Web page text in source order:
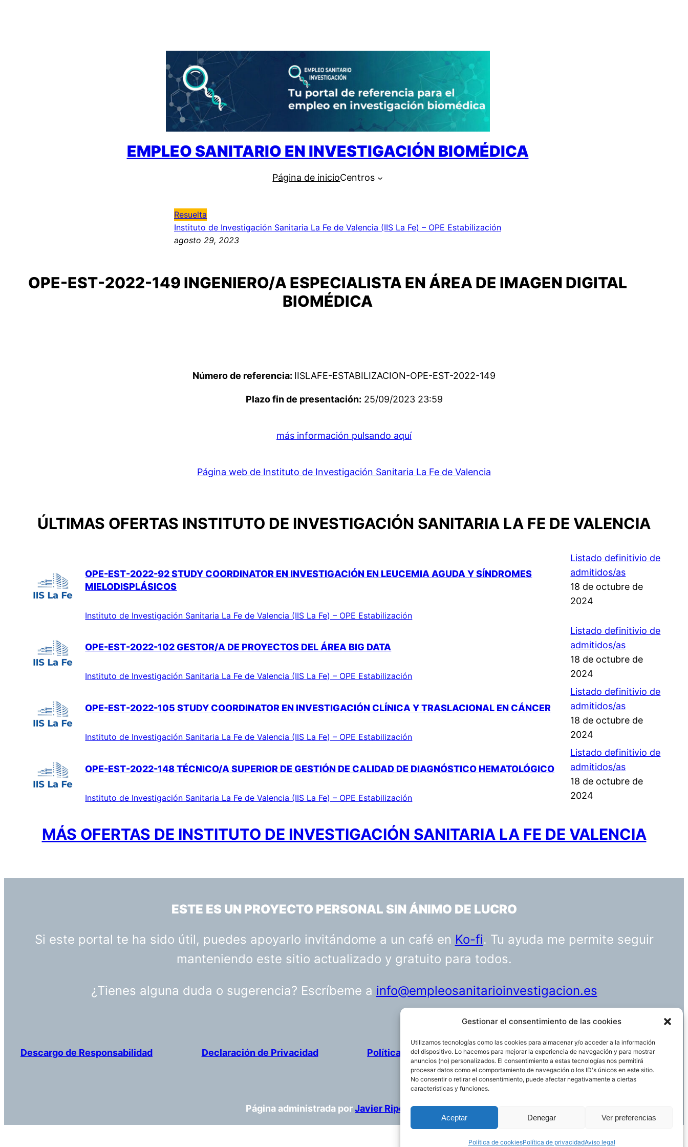
Gestionar el consentimiento de las cookies
Utilizamos tecnologías como las cookies para almacenar y/o acceder a la información
del dispositivo. Lo hacemos para mejorar la experiencia de navegación y para mostrar
anuncios (no) personalizados. El consentimiento a estas tecnologías nos permitirá
procesar datos como el comportamiento de navegación o los ID's únicos en este sitio.
No consentir o retirar el consentimiento, puede afectar negativamente a ciertas
características y funciones.
Aceptar Denegar Ver preferencias
Política de cookiesPolítica de privacidadAviso legal
EMPLEO SANITARIO EN INVESTIGACIÓN BIOMÉDICA
Página de inicioCentros
Resuelta
Instituto de Investigación Sanitaria La Fe de Valencia (IIS La Fe) – OPE Estabilización
agosto 29, 2023
OPE-EST-2022-149 INGENIERO/A ESPECIALISTA EN ÁREA DE IMAGEN DIGITAL
BIOMÉDICA
Número de referencia: IISLAFE-ESTABILIZACION-OPE-EST-2022-149
Plazo fin de presentación: 25/09/2023 23:59
más información pulsando aquí
Página web de Instituto de Investigación Sanitaria La Fe de Valencia
ÚLTIMAS OFERTAS INSTITUTO DE INVESTIGACIÓN SANITARIA LA FE DE VALENCIA
OPE-EST-2022-92 STUDY COORDINATOR EN INVESTIGACIÓN EN LEUCEMIA AGUDA Y SÍNDROMES
MIELODISPLÁSICOS
Instituto de Investigación Sanitaria La Fe de Valencia (IIS La Fe) – OPE Estabilización
Listado definitivio de
admitidos/as
18 de octubre de
2024
OPE-EST-2022-102 GESTOR/A DE PROYECTOS DEL ÁREA BIG DATA
Instituto de Investigación Sanitaria La Fe de Valencia (IIS La Fe) – OPE Estabilización
Listado definitivio de
admitidos/as
18 de octubre de
2024
OPE-EST-2022-105 STUDY COORDINATOR EN INVESTIGACIÓN CLÍNICA Y TRASLACIONAL EN CÁNCER
Instituto de Investigación Sanitaria La Fe de Valencia (IIS La Fe) – OPE Estabilización
Listado definitivio de
admitidos/as
18 de octubre de
2024
OPE-EST-2022-148 TÉCNICO/A SUPERIOR DE GESTIÓN DE CALIDAD DE DIAGNÓSTICO HEMATOLÓGICO
Instituto de Investigación Sanitaria La Fe de Valencia (IIS La Fe) – OPE Estabilización
Listado definitivio de
admitidos/as
18 de octubre de
2024
MÁS OFERTAS DE INSTITUTO DE INVESTIGACIÓN SANITARIA LA FE DE VALENCIA
ESTE ES UN PROYECTO PERSONAL SIN ÁNIMO DE LUCRO
Si este portal te ha sido útil, puedes apoyarlo invitándome a un café en Ko-fi. Tu ayuda me permite seguir
manteniendo este sitio actualizado y gratuito para todos.
¿Tienes alguna duda o sugerencia? Escríbeme a info@empleosanitarioinvestigacion.es
Descargo de Responsabilidad Declaración de Privacidad Política de cookies Funciona gracias aWordPress
Página administrada porJavier Ripoll